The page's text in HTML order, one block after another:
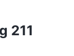
211